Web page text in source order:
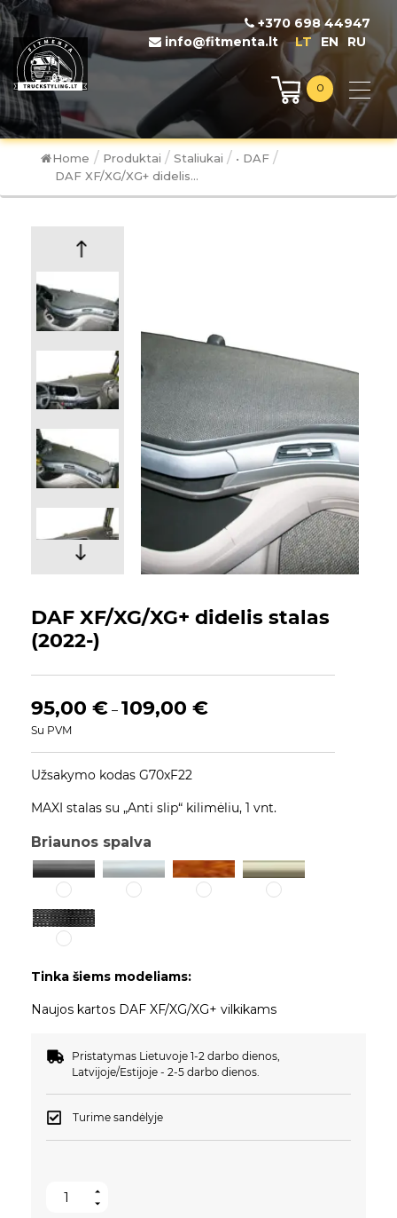
+370 698 44947
info@fitmenta.lt
LT EN RU
0
Home / Produktai / Staliukai / • DAF /
DAF XF/XG/XG+ didelis...
DAF XF/XG/XG+ didelis stalas
(2022-)
95,00 € – 109,00 €
Su PVM
Užsakymo kodas G70xF22
MAXI stalas su „Anti slip“ kilimėliu, 1 vnt.
Briaunos spalva
Tinka šiems modeliams:
Naujos kartos DAF XF/XG/XG+ vilkikams
Pristatymas Lietuvoje 1-2 darbo dienos,
Latvijoje/Estijoje - 2-5 darbo dienos.
Turime sandėlyje